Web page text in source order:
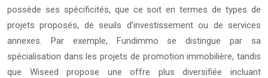
possède ses spécificités, que ce soit en termes de types de
projets proposés, de seuils d’investissement ou de services
annexes. Par exemple, Fundimmo se distingue par sa
spécialisation dans les projets de promotion immobilière, tandis
que Wiseed propose une offre plus diversifiée incluant